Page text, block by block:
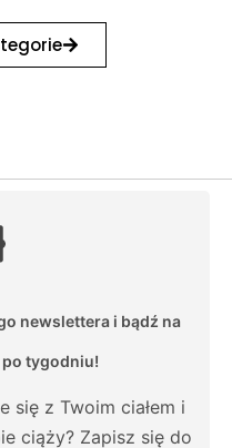
newslettera i bądź na
po tygodniu!
się z Twoim ciałem i
ciąży? Zapisz się do